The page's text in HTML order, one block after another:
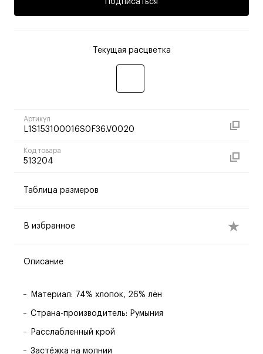
Подписаться
Текущая расцветка
Артикул
L1S153100016S0F36.V0020
Код товара
513204
Таблица размеров
В избранное
Описание
Материал: 74% хлопок, 26% лён
Страна-производитель: Румыния
Расслабленный крой
Застёжка на молнии